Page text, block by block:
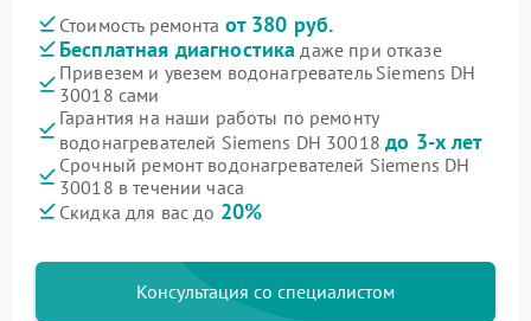
Стоимость ремонта от 380 руб.
Бесплатная диагностика даже при отказе
Привезем и увезем водонагреватель Siemens DH
30018 сами
Гарантия на наши работы по ремонту
водонагревателей Siemens DH 30018до 3-х лет
Срочный ремонт водонагревателей Siemens DH
30018 в течении часа
Скидка для вас до 20%
Консультация со специалистом